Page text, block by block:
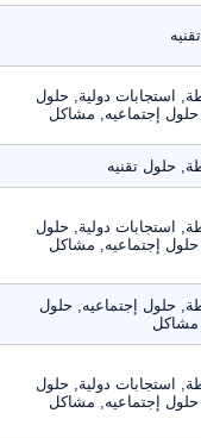
استجابات دولية, حلول
إجتماعيه, مشاكل
حلول تقنيه
استجابات دولية, حلول
إجتماعيه, مشاكل
حلول إجتماعيه, حلول
استجابات دولية, حلول
إجتماعيه, مشاكل